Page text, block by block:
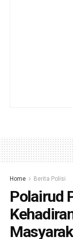
Home Berita Polisi
Polairud